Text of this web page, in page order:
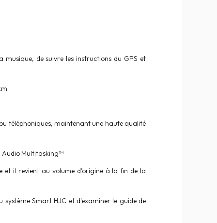
de suivre les instructions du GPS et
téléphoniques, maintenant une haute qualité
Audio Multitasking™
et il revient au volume d’origine à la fin de la
Smart HJC et d'examiner le guide de